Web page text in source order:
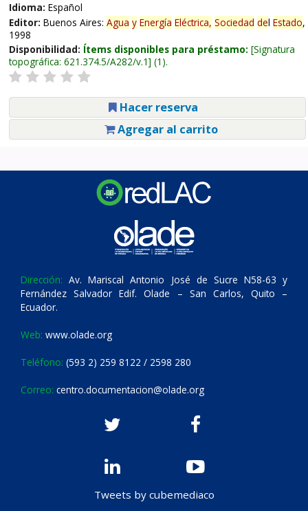
Idioma: Español
Editor: Buenos Aires: Agua y Energía Eléctrica, Sociedad del Estado,
1998
Disponibilidad: Ítems disponibles para préstamo: Signatura
topográfica: 621.374.5/A282/v.1 (1).
Hacer reserva
Agregar al carrito
Dirección: Av. Mariscal Antonio José de Sucre N58-63 y
Fernández Salvador Edif. Olade – San Carlos, Quito –
Ecuador.
Web: www.olade.org
Teléfono: (593 2) 259 8122 / 2598 280
Correo: centro.documentacion@olade.org
Tweets by cubemediaco